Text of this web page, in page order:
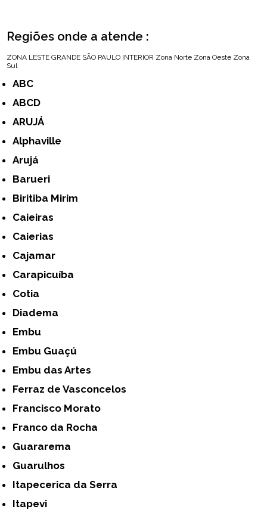
Regiões onde a atende :
ZONA LESTE GRANDE SÃO PAULO INTERIOR Zona Norte Zona Oeste Zona
Sul
ABC
ABCD
ARUJÁ
Alphaville
Arujá
Barueri
Biritiba Mirim
Caieiras
Caierias
Cajamar
Carapicuíba
Cotia
Diadema
Embu
Embu Guaçú
Embu das Artes
Ferraz de Vasconcelos
Francisco Morato
Franco da Rocha
Guararema
Guarulhos
Itapecerica da Serra
Itapevi